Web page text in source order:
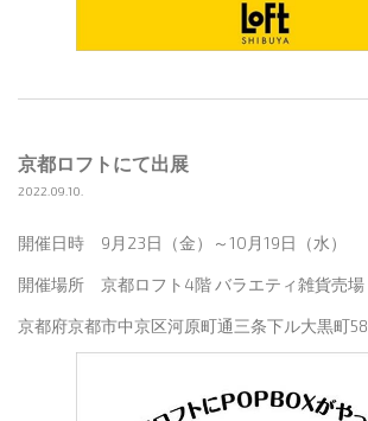
京都ロフトにて出展
2022.09.10.
開催日時 9月23日（金）～10月19日（水）
開催場所 京都ロフト4階 バラエティ雑貨売場
京都府京都市中京区河原町通三条下ル大黒町58